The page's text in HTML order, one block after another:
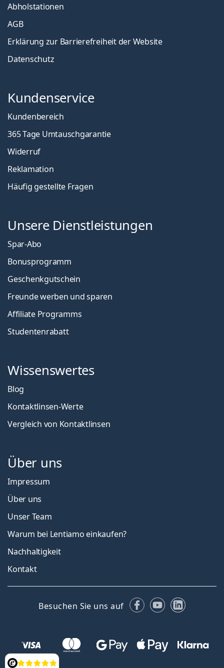
Abholstationen
AGB
Erklärung zur Barrierefreiheit der Website
Datenschutz
Kundenservice
Kundenbereich
365 Tage Umtauschgarantie
Widerruf
Reklamation
Häufig gestellte Fragen
Unsere Dienstleistungen
Spar-Abo
Bonusprogramm
Geschenkgutschein
Freunde werben und sparen
Affiliate Programms
Studentenrabatt
Wissenswertes
Blog
Kontaktlinsen-Werte
Vergleich von Kontaktlinsen
Über uns
Impressum
Über uns
Unser Team
Warum bei Lentiamo einkaufen?
Nachhaltigkeit
Kontakt
Besuchen Sie uns auf Facebook
YouTubeLinkedIn